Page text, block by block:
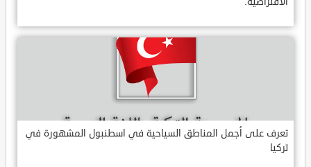
تعرف على أجمل المناطق السياحية في اسطنبول المشهورة في
تركيا